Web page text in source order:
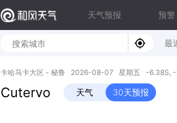
天气预报 预警
最
卡哈马卡大区 - 秘鲁 2026-08-07 星期五 -6.38S, -
Cutervo 天气 30天预报